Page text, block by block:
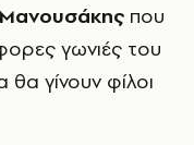
που
γωνιές του
γίνουν φίλοι